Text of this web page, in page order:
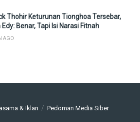
Thohir Keturunan Tionghoa Tersebar,
Benar, Tapi Isi Narasi Fitnah
AGO
& Iklan Pedoman Media Siber